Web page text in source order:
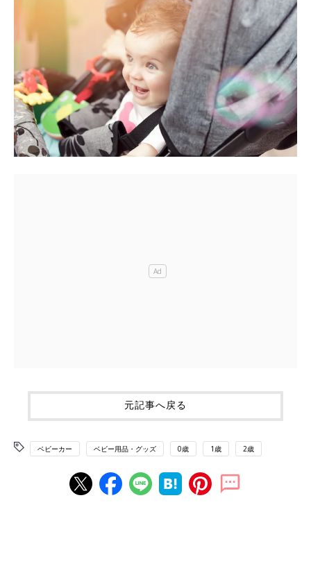
元記事へ戻る
ベビーカー ベビー用品・グッズ 0歳 1歳 2歳